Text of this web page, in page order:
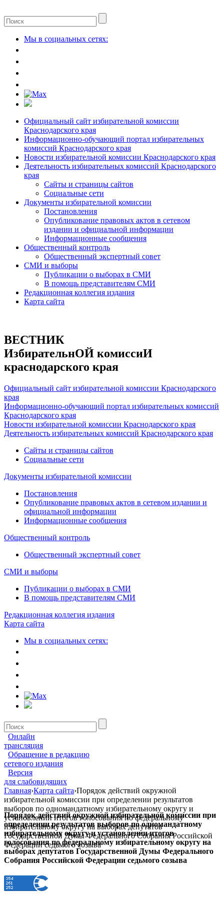
Мы в социальных сетях:
Официальный сайт избирательной комиссии
Краснодарского края
Информационно-обучающий портал избирательных
комиссий Краснодарского края
Новости избирательной комиссии Краснодарского края
Деятельность избирательных комиссий Краснодарского
края
Сайты и страницы сайтов
Социальные сети
Документы избирательной комиссии
Постановления
Опубликование правовых актов в сетевом
издании и официальной информации
Информационные сообщения
Общественный контроль
Общественный экспертный совет
СМИ и выборы
Публикации о выборах в СМИ
В помощь представителям СМИ
Редакционная коллегия издания
Карта сайта
ВЕСТНИК
ИзбирательнОЙ комиссиИ
краснодарского края
Официальный сайт избирательной комиссии Краснодарского
края
Информационно-обучающий портал избирательных комиссий
Краснодарского края
Новости избирательной комиссии Краснодарского края
Деятельность избирательных комиссий Краснодарского края
Сайты и страницы сайтов
Социальные сети
Документы избирательной комиссии
Постановления
Опубликование правовых актов в сетевом издании и
официальной информации
Информационные сообщения
Общественный контроль
Общественный экспертный совет
СМИ и выборы
Публикации о выборах в СМИ
В помощь представителям СМИ
Редакционная коллегия издания
Карта сайта
Мы в социальных сетях:
Онлайн
трансляция
Обращение в редакцию
сетевого издания
Версия
для слабовидящих
Главная›Карта сайта›Порядок действий окружной
избирательной комиссии при определении результатов
выборов по одномандатному избирательному округу и
установлении итогов голосования по федеральному
избирательному округу на выборах депутатов
Государственной Думы Федерального Собрания Российской
Федерации седьмого созыва
Порядок действий окружной избирательной комиссии при
определении результатов выборов по одномандатному
избирательному округу и установлении итогов
голосования по федеральному избирательному округу на
выборах депутатов Государственной Думы Федерального
Собрания Российской Федерации седьмого созыва